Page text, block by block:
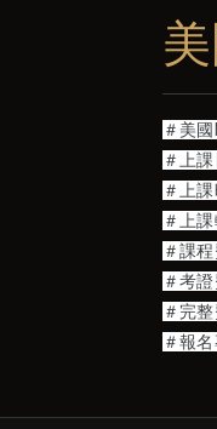
＃美
＃上
＃上
＃上
＃課
＃考
＃完
＃報